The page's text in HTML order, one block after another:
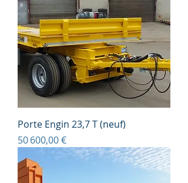
Porte Engin 23,7 T (neuf)
Prix
50 600,00 €